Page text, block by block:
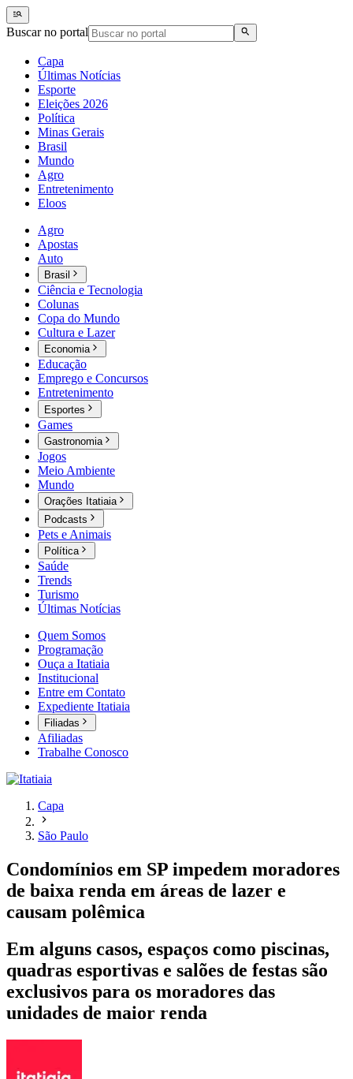
Buscar no portal
Capa
Últimas Notícias
Esporte
Eleições 2026
Política
Minas Gerais
Brasil
Mundo
Agro
Entretenimento
Eloos
Agro
Apostas
Auto
Brasil
Ciência e Tecnologia
Colunas
Copa do Mundo
Cultura e Lazer
Economia
Educação
Emprego e Concursos
Entretenimento
Esportes
Games
Gastronomia
Jogos
Meio Ambiente
Mundo
Orações Itatiaia
Podcasts
Pets e Animais
Política
Saúde
Trends
Turismo
Últimas Notícias
Quem Somos
Programação
Ouça a Itatiaia
Institucional
Entre em Contato
Expediente Itatiaia
Filiadas
Afiliadas
Trabalhe Conosco
Capa
São Paulo
Condomínios em SP impedem moradores
de baixa renda em áreas de lazer e
causam polêmica
Em alguns casos, espaços como piscinas,
quadras esportivas e salões de festas são
exclusivos para os moradores das
unidades de maior renda